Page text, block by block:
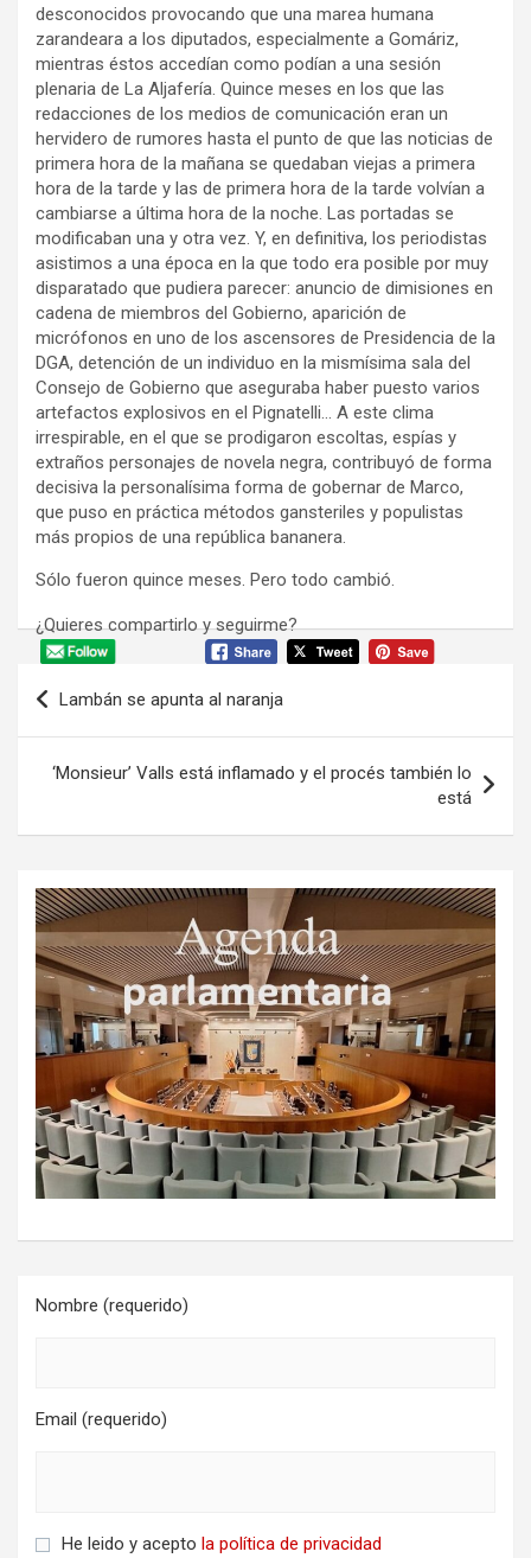
desconocidos provocando que una marea humana
zarandeara a los diputados, especialmente a Gomáriz,
mientras éstos accedían como podían a una sesión
plenaria de La Aljafería. Quince meses en los que las
redacciones de los medios de comunicación eran un
hervidero de rumores hasta el punto de que las noticias de
primera hora de la mañana se quedaban viejas a primera
hora de la tarde y las de primera hora de la tarde volvían a
cambiarse a última hora de la noche. Las portadas se
modificaban una y otra vez. Y, en definitiva, los periodistas
asistimos a una época en la que todo era posible por muy
disparatado que pudiera parecer: anuncio de dimisiones en
cadena de miembros del Gobierno, aparición de
micrófonos en uno de los ascensores de Presidencia de la
DGA, detención de un individuo en la mismísima sala del
Consejo de Gobierno que aseguraba haber puesto varios
artefactos explosivos en el Pignatelli… A este clima
irrespirable, en el que se prodigaron escoltas, espías y
extraños personajes de novela negra, contribuyó de forma
decisiva la personalísima forma de gobernar de Marco,
que puso en práctica métodos gansteriles y populistas
más propios de una república bananera.
Sólo fueron quince meses. Pero todo cambió.
¿Quieres compartirlo y seguirme?
Navegación
de
entradas
Lambán se apunta al naranja
‘Monsieur’ Valls está inflamado y el procés también lo
está
Nombre (requerido)
Email (requerido)
He leido y acepto la política de privacidad